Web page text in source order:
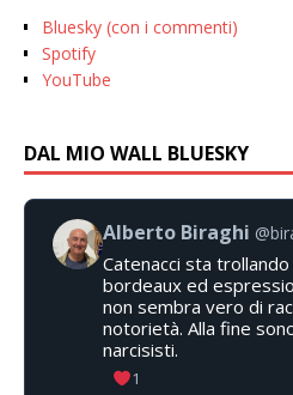
Bluesky (con i commenti)
Spotify
YouTube
DAL MIO WALL BLUESKY
Alberto Biraghi
Catenacci sta
bordeaux ed
non sembra vero di
notorietà. Alla fine
narcisisti.
1